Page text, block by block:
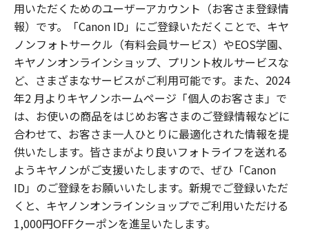
用いただくためのユーザーアカウント（お客さま登録情
報）です。「Canon ID」にご登録いただくことで、キヤ
ノンフォトサークル（有料会員サービス）やEOS学園、
キヤノンオンラインショップ、プリント枚ルサービスな
ど、さまざまなサービスがご利用可能です。また、2024
年2 月よりキヤノンホームページ「個人のお客さま」で
は、お使いの商品をはじめお客さまのご登録情報などに
合わせて、お客さま一人ひとりに最適化された情報を提
供いたします。皆さまがより良いフォトライフを送れる
ようキヤノンがご支援いたしますので、ぜひ「Canon
ID」のご登録をお願いいたします。新規でご登録いただ
くと、キヤノンオンラインショップでご利用いただける
1,000円OFFクーポンを進呈いたします。